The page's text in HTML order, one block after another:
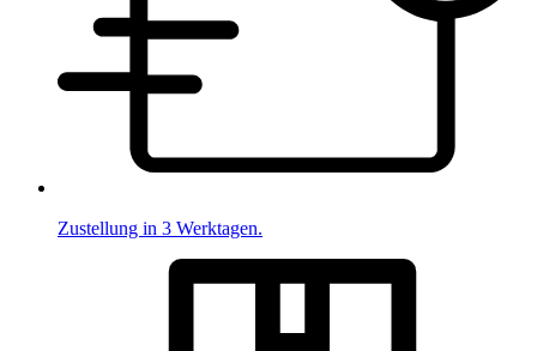
Zustellung in 3 Werktagen.